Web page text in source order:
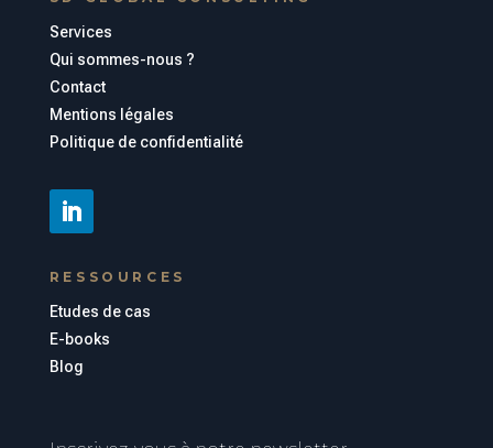
Services
Qui sommes-nous ?
Contact
Mentions légales
Politique de confidentialité
RESSOURCES
Etudes de cas
E-books
Blog